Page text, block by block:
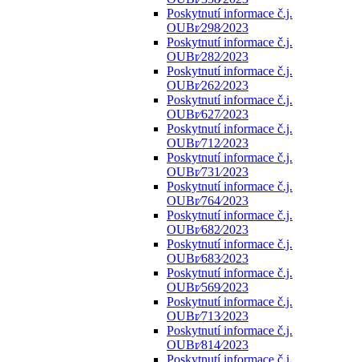
Poskytnutí informace č.j.
OUBr⁄298⁄2023
Poskytnutí informace č.j.
OUBr⁄282⁄2023
Poskytnutí informace č.j.
OUBr⁄262⁄2023
Poskytnutí informace č.j.
OUBr⁄627⁄2023
Poskytnutí informace č.j.
OUBr⁄712⁄2023
Poskytnutí informace č.j.
OUBr⁄731⁄2023
Poskytnutí informace č.j.
OUBr⁄764⁄2023
Poskytnutí informace č.j.
OUBr⁄682⁄2023
Poskytnutí informace č.j.
OUBr⁄683⁄2023
Poskytnutí informace č.j.
OUBr⁄569⁄2023
Poskytnutí informace č.j.
OUBr⁄713⁄2023
Poskytnutí informace č.j.
OUBr⁄814⁄2023
Poskytnutí informace č.j.